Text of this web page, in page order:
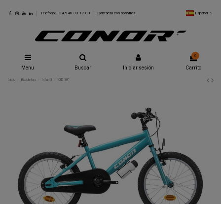
Teléfono: +34 948 33 17 03 Contacta con nosotros Español
Menu Buscar Iniciar sesión
0
Carrito
Inicio Bicicletas Infantil KID 18"